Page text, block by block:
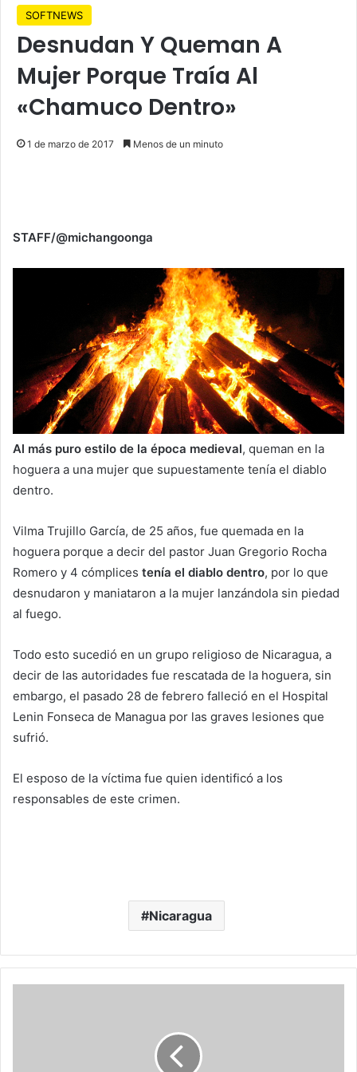
SOFTNEWS
Desnudan Y Queman A
Mujer Porque Traía Al
«Chamuco Dentro»
1 de marzo de 2017 Menos de un minuto
STAFF/@michangoonga
Al más puro estilo de la época medieval, queman en la
hoguera a una mujer que supuestamente tenía el diablo
dentro.
Vilma Trujillo García, de 25 años, fue quemada en la
hoguera porque a decir del pastor Juan Gregorio Rocha
Romero y 4 cómplices tenía el diablo dentro, por lo que
desnudaron y maniataron a la mujer lanzándola sin piedad
al fuego.
Todo esto sucedió en un grupo religioso de Nicaragua, a
decir de las autoridades fue rescatada de la hoguera, sin
embargo, el pasado 28 de febrero falleció en el Hospital
Lenin Fonseca de Managua por las graves lesiones que
sufrió.
El esposo de la víctima fue quien identificó a los
responsables de este crimen.
Nicaragua